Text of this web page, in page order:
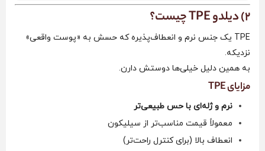
2) دیلدو TPE چیست؟
TPE یک جنس نرم و انعطاف‌پذیره که حسش به «پوست واقعی»
نزدیکه.
به همین دلیل خیلی‌ها دوستش دارن.
مزایای TPE
نرم و ژله‌ای با حس طبیعی‌تر
معمولاً قیمت مناسب‌تر از سیلیکون
انعطاف بالا (برای کنترل راحت‌تر)